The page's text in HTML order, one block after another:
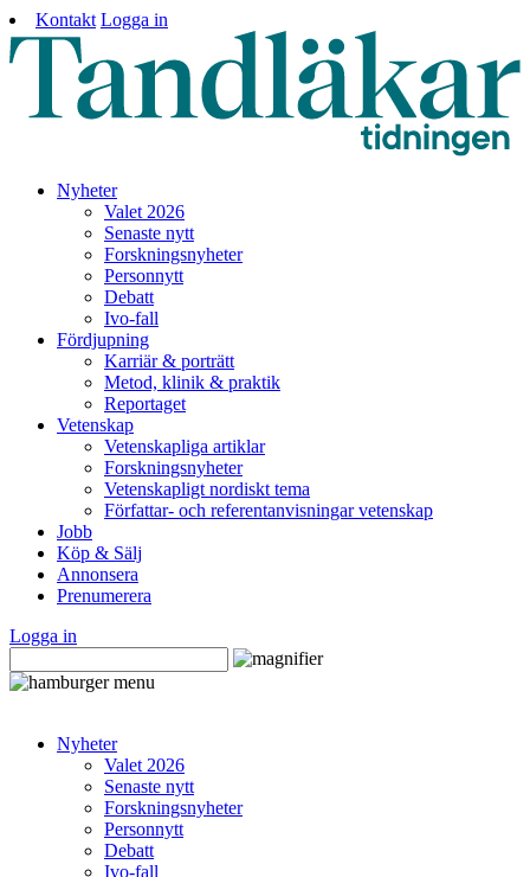
Kontakt Logga in
Nyheter
Valet 2026
Senaste nytt
Forskningsnyheter
Personnytt
Debatt
Ivo-fall
Fördjupning
Karriär & porträtt
Metod, klinik & praktik
Reportaget
Vetenskap
Vetenskapliga artiklar
Forskningsnyheter
Vetenskapligt nordiskt tema
Författar- och referentanvisningar vetenskap
Jobb
Köp & Sälj
Annonsera
Prenumerera
Logga in
Nyheter
Valet 2026
Senaste nytt
Forskningsnyheter
Personnytt
Debatt
Ivo-fall